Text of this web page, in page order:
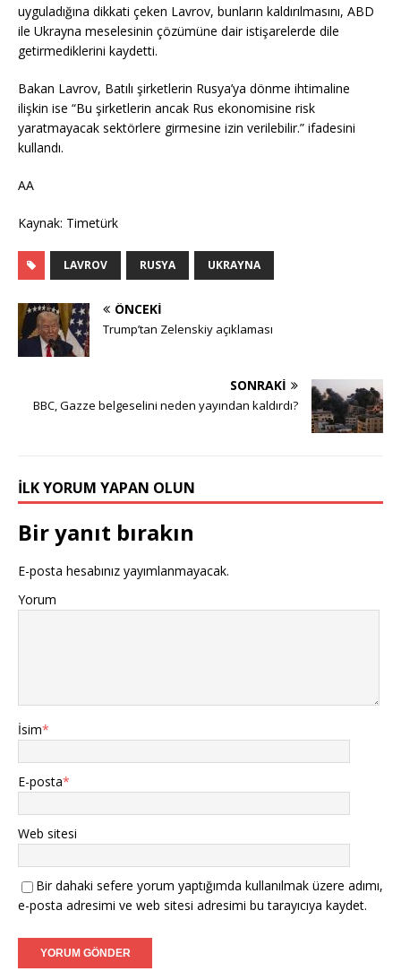
uyguladığına dikkati çeken Lavrov, bunların kaldırılmasını, ABD
ile Ukrayna meselesinin çözümüne dair istişarelerde dile
getirmediklerini kaydetti.
Bakan Lavrov, Batılı şirketlerin Rusya’ya dönme ihtimaline
ilişkin ise “Bu şirketlerin ancak Rus ekonomisine risk
yaratmayacak sektörlere girmesine izin verilebilir.” ifadesini
kullandı.
AA
Kaynak: Timetürk
LAVROV RUSYA UKRAYNA
ÖNCEKI
Trump’tan Zelenskiy açıklaması
SONRAKI
BBC, Gazze belgeselini neden yayından kaldırdı?
İLK YORUM YAPAN OLUN
Bir yanıt bırakın
E-posta hesabınız yayımlanmayacak.
Yorum
İsim*
E-posta*
Web sitesi
Bir dahaki sefere yorum yaptığımda kullanılmak üzere adımı,
e-posta adresimi ve web sitesi adresimi bu tarayıcıya kaydet.